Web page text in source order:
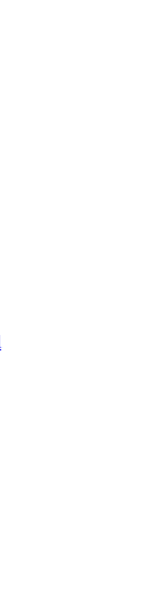
website. By
cookies, you can